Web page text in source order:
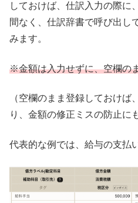
しておけば、仕訳入力の際に
間なく、仕訳辞書で呼び出し
みます。
※金額は入力せずに、空欄の
（空欄のまま登録しておけ
り、金額の修正ミスの防止に
代表的な例では、給与の支払